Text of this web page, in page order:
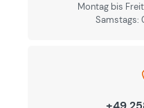
Montag bis
Samstags: